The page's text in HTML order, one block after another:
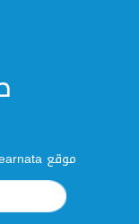
موقع Learnata